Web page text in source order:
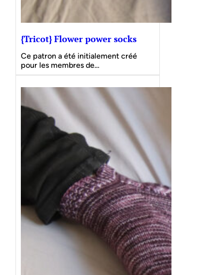
{Tricot} Flower power socks
Ce patron a été initialement créé
pour les membres de…